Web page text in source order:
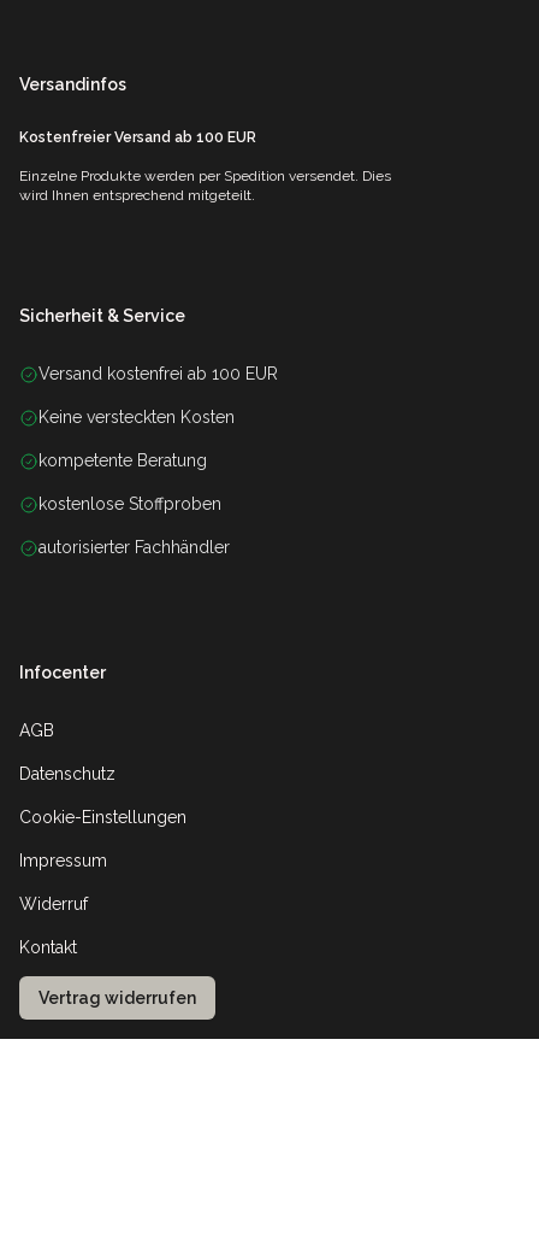
Versandinfos
Kostenfreier Versand ab 100 EUR
Einzelne Produkte werden per Spedition versendet. Dies
wird Ihnen entsprechend mitgeteilt.
Sicherheit & Service
Versand kostenfrei ab 100 EUR
Keine versteckten Kosten
kompetente Beratung
kostenlose Stoffproben
autorisierter Fachhändler
Infocenter
AGB
Datenschutz
Cookie-Einstellungen
Impressum
Widerruf
Kontakt
Vertrag widerrufen